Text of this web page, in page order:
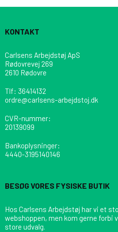
KONTAKT
Carlsens Arbejdstøj ApS
Rødovrevej 269
2610 Rødovre
Tlf: 36414132
ordre@carlsens-arbejdstoj.dk
CVR-nummer:
20139099
Bankoplysninger:
4440-3195140146
BESØG VORES FYSISKE BUTIK
Hos Carlsens Arbejdstøj har vi et
webshoppen, men kom gerne forbi
store udvalg.